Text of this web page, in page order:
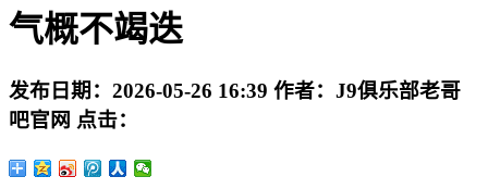
气概不竭迭
发布日期： 2026-05-26 16:39 作者： J9俱乐部老哥
吧官网 点击：